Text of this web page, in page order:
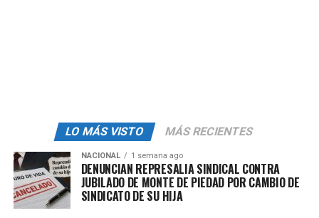
con el fin derecabar suficientes indiciosque puedan
llevar a los responsables
Te puede interesar:Atentan contra hijo del
alcalde electo de Comonfort, Guanajuato
LO MÁS VISTO MÁS RECIENTES
NACIONAL 1 semana ago
DENUNCIAN REPRESALIA SINDICAL CONTRA
JUBILADO DE MONTE DE PIEDAD POR CAMBIO DE
SINDICATO DE SU HIJA